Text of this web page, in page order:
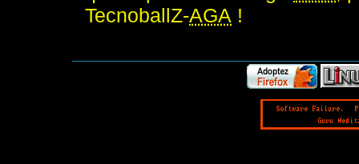
TecnoballZ-AGA !